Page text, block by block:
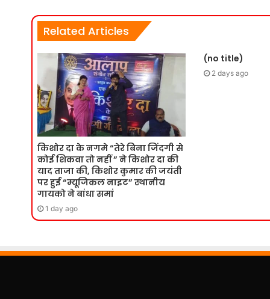
Related Articles
किशोर दा के नगमे “तेरे बिना जिंदगी से
कोई शिकवा तो नहीं ” ने किशोर दा की
याद ताजा की, किशोर कुमार की जयंती
पर हुई “म्यूजिकल नाइट” स्थानीय
गायको ने बांधा समां
1 day ago
(no title)
2 days ago